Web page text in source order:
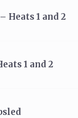
Heats 1 and 2
1 and 2